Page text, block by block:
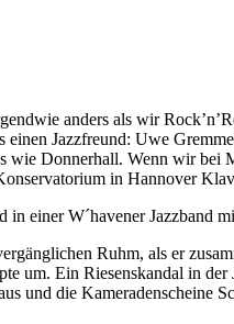
anders als wir
einen Jazzfreund: Uwe
wie Donnerhall. Wenn wir bei
in Hannover
in einer W´havener Jazzband
Ruhm, als er
um. Ein Riesenskandal in
und die Kameradenscheine